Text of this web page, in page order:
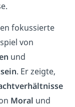
fokussierte
von
und
. Er zeigte,
Moral und